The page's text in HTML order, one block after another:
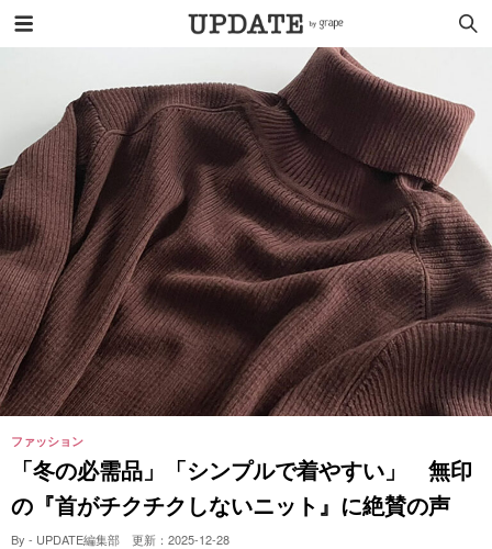
ファッション
「冬の必需品」「シンプルで着やすい」 無印
の『首がチクチクしないニット』に絶賛の声
By - UPDATE編集部 更新： 2025-12-28